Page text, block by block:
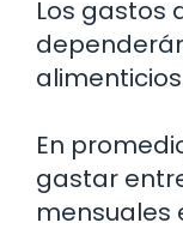
Los gastos
En
gastar
mensuales